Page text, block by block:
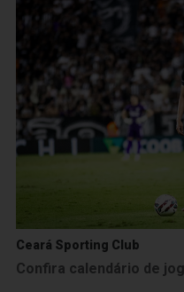
Ceará Sporting Club
Confira calendário de